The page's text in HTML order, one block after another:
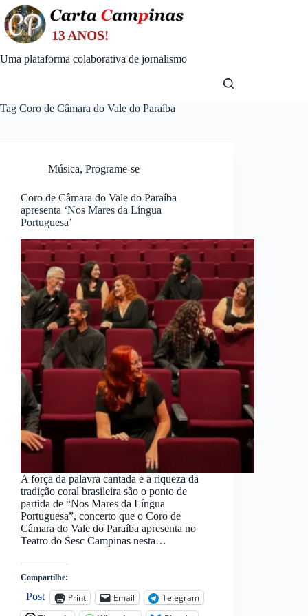
Skip
to
content
Uma plataforma colaborativa de jornalismo
Tag Coro de Câmara do Vale do Paraíba
Música, Programe-se
Coro de Câmara do Vale do Paraíba
apresenta ‘Nos Mares da Língua
Portuguesa’
A força da palavra cantada e a riqueza da
tradição coral brasileira são o ponto de
partida de “Nos Mares da Língua
Portuguesa”, concerto que o Coro de
Câmara do Vale do Paraíba apresenta no
Teatro do Sesc Campinas nesta…
Compartilhe:
Post Print Email
Telegram